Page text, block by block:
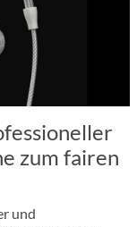
zum fairen
und